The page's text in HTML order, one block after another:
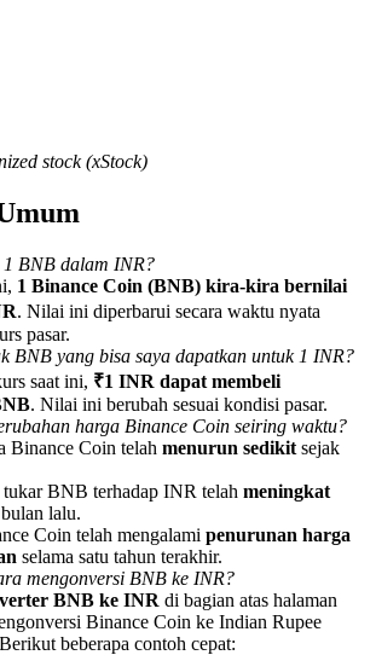
untuk mendapatkan imbalan tunai
& Win
& Win
stock (xStock)
BNB dalam INR?
1 Binance Coin (BNB) kira-kira bernilai
. Nilai ini diperbarui secara waktu nyata
pasar.
BNB yang bisa saya dapatkan untuk 1 INR?
saat ini, ₹1 INR dapat membeli
. Nilai ini berubah sesuai kondisi pasar.
harga Binance Coin seiring waktu?
Binance Coin telah menurun sedikit sejak
BNB terhadap INR telah meningkat
lalu.
Coin telah mengalami penurunan harga
selama satu tahun terakhir.
mengonversi BNB ke INR?
BNB ke INR di bagian atas halaman
Binance Coin ke Indian Rupee
beberapa contoh cepat: